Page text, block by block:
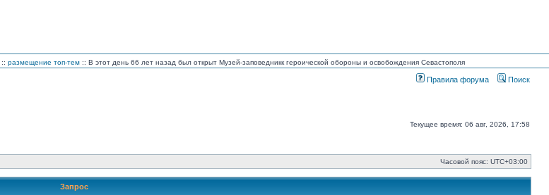
:: размещение топ-тем :: В этот день 66 лет назад был открыт Музей-заповедникк героической обороны и освобождения Севастополя
Правила форума Поиск
Текущее время: 06 авг, 2026, 17:58
Часовой пояс: UTC+03:00
Запрос